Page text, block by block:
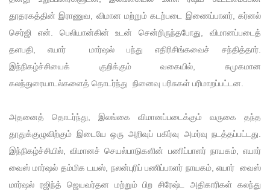
தூதரகத்தின் இராணுவ, விமான மற்றும் கடற்படை இணைப்பாளர், கர்னல்
செர்ஜி என். பெலியான்கின் உடன் சென்றிருந்தபோது, ​​விமானப்படைத்
தளபதி, எயார் மார்ஷல் பந்து எதிரிசிங்கவைச் சந்தித்தார்.
இந்நிகழ்ச்சியைக் குறிக்கும் வகையில், சுமுகமான
கலந்துரையாடல்களைத் தொடர்ந்து நினைவு பரிசுகள் பரிமாறப்பட்டன.
அதனைத் தொடர்ந்து, இலங்கை விமானப்படைக்கும் வருகை தந்த
தூதுக்குழுவிற்கும் இடையே ஒரு அறிவுப் பகிர்வு அமர்வு நடத்தப்பட்டது.
இந்நிகழ்ச்சியில், விமானச் செயல்பாடுகளின் பணிப்பாளர் நாயகம், எயார்
வைஸ் மார்ஷல் தம்மிக டயஸ், நலன்புரிப் பணிப்பாளர் நாயகம், எயார் வைஸ்
மார்ஷல் ரஜிந்த் ஜெயவர்தன மற்றும் பிற சிரேஷ்ட அதிகாரிகள் கலந்து